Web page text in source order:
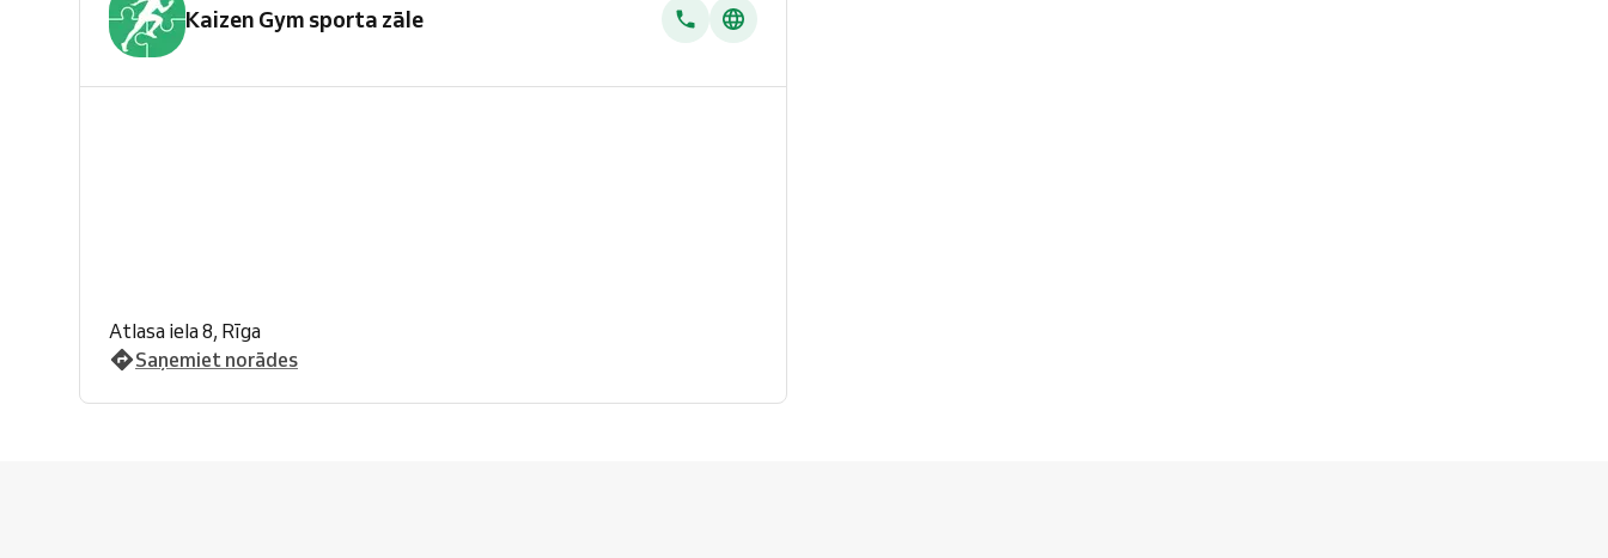
Kaizen Gym sporta zāle
Atlasa iela 8, Rīga
Saņemiet norādes